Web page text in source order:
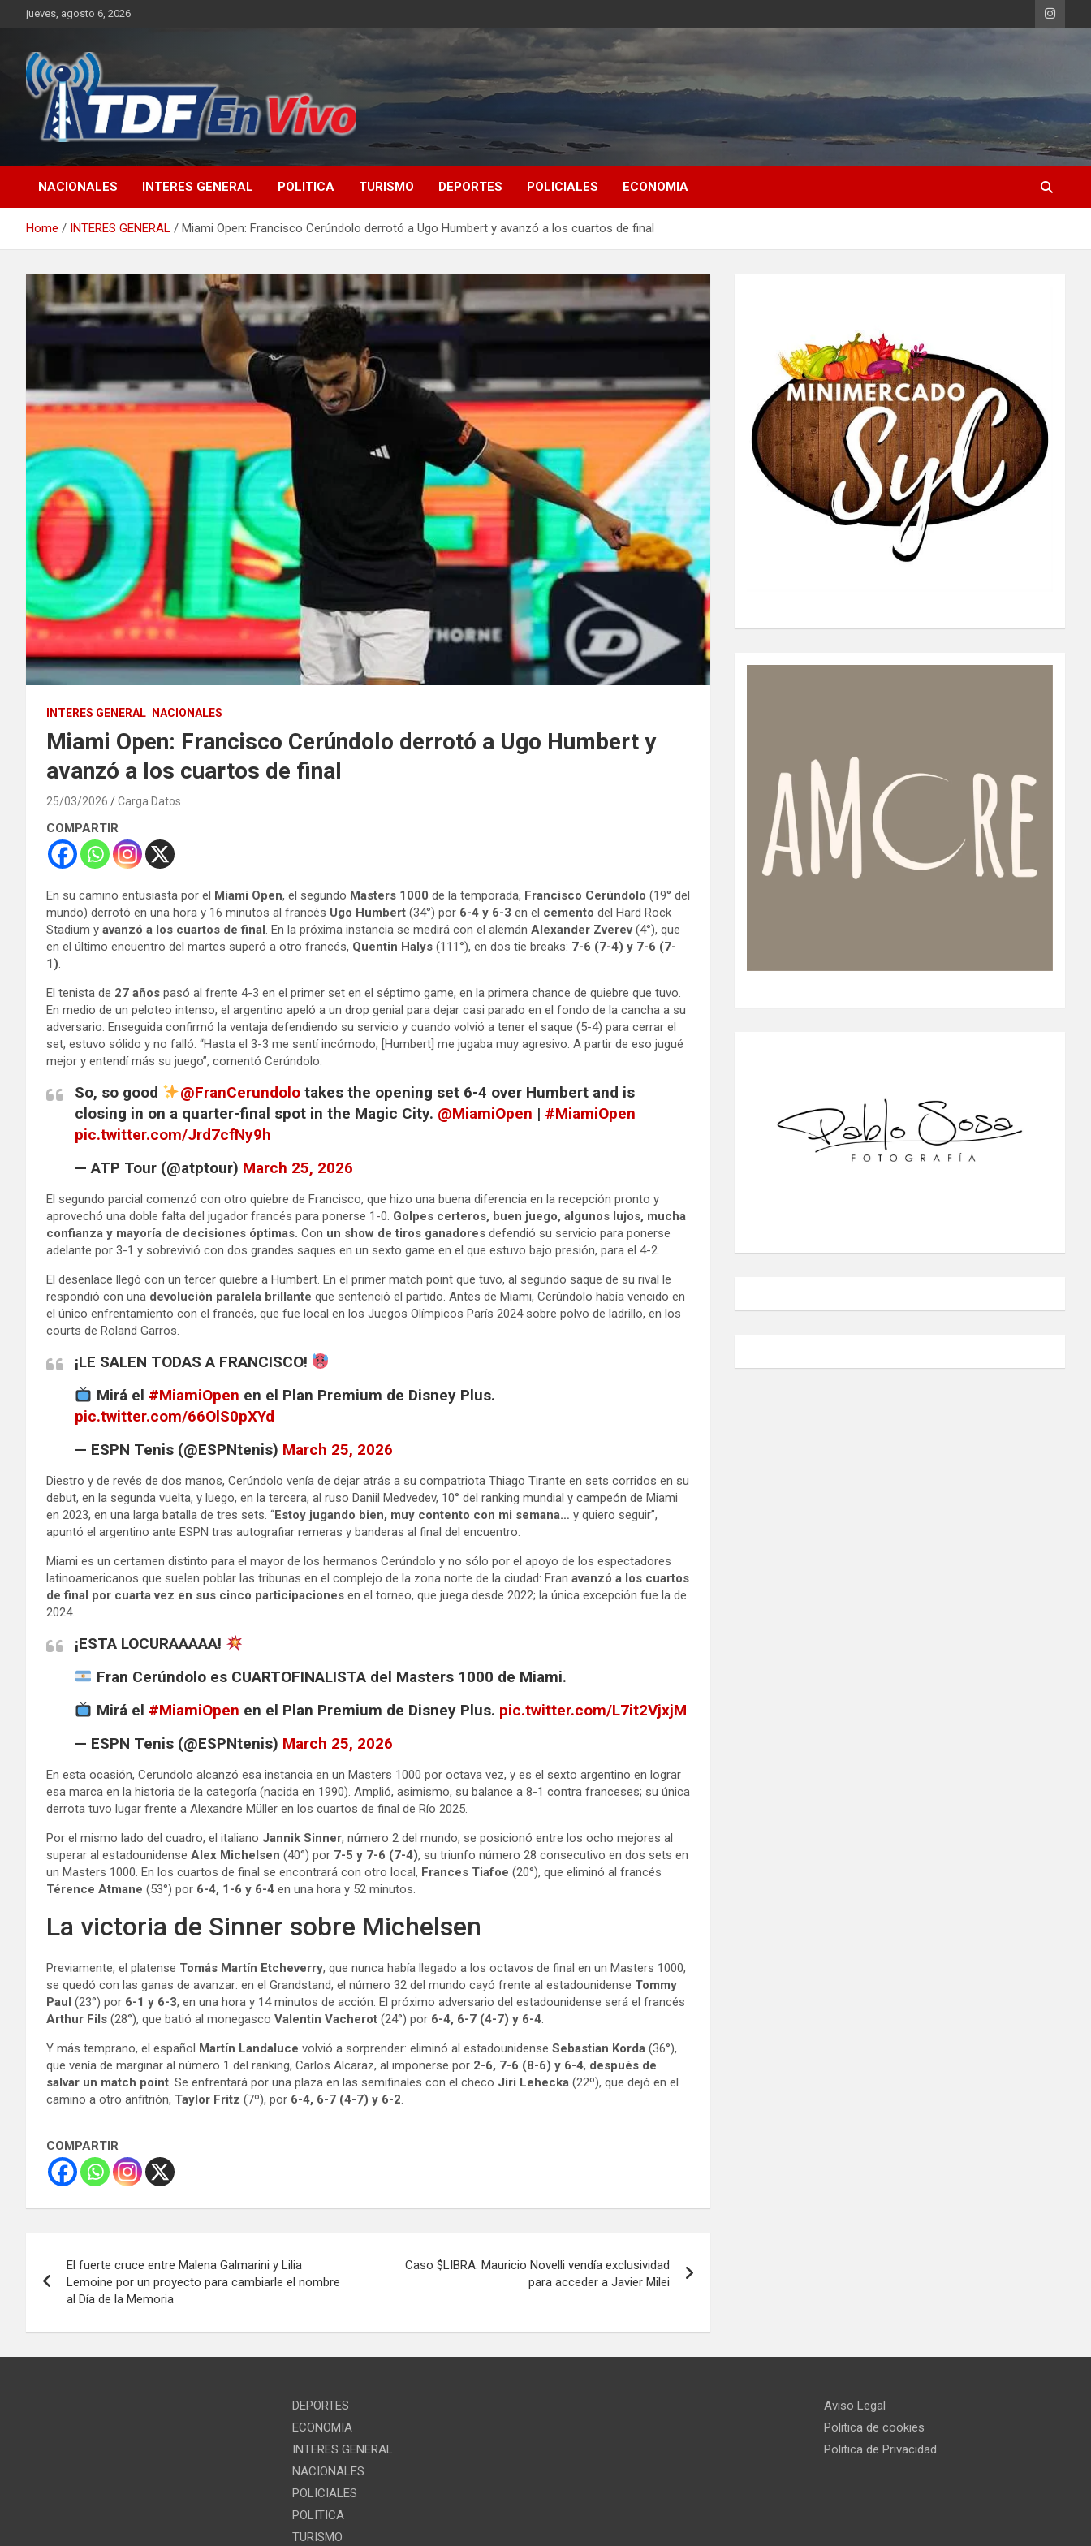
jueves, agosto 6, 2026
NACIONALES INTERES GENERAL POLITICA TURISMO DEPORTES POLICIALES ECONOMIA
Home INTERES GENERAL Miami Open: Francisco Cerúndolo derrotó a Ugo Humbert y avanzó a los cuartos de final
INTERES GENERAL NACIONALES
Miami Open: Francisco Cerúndolo derrotó a Ugo Humbert y
avanzó a los cuartos de final
25/03/2026 Carga Datos
COMPARTIR
En su camino entusiasta por el Miami Open, el segundo Masters 1000 de la temporada, Francisco Cerúndolo (19° del
mundo) derrotó en una hora y 16 minutos al francés Ugo Humbert (34°) por 6-4 y 6-3 en el cemento del Hard Rock
Stadium y avanzó a los cuartos de final. En la próxima instancia se medirá con el alemán Alexander Zverev(4°), que
en el último encuentro del martes superó a otro francés, Quentin Halys (111°), en dos tie breaks: 7-6 (7-4) y 7-6 (7-
1).
El tenista de 27 años pasó al frente 4-3 en el primer set en el séptimo game, en la primera chance de quiebre que tuvo.
En medio de un peloteo intenso, el argentino apeló a un drop genial para dejar casi parado en el fondo de la cancha a su
adversario. Enseguida confirmó la ventaja defendiendo su servicio y cuando volvió a tener el saque (5-4) para cerrar el
set, estuvo sólido y no falló. “Hasta el 3-3 me sentí incómodo, [Humbert] me jugaba muy agresivo. A partir de eso jugué
mejor y entendí más su juego”, comentó Cerúndolo.
So, so good @FranCerundolotakes the opening set 6-4 over Humbert and is
closing in on a quarter-final spot in the Magic City. @MiamiOpen | #MiamiOpen
pic.twitter.com/Jrd7cfNy9h
— ATP Tour (@atptour) March 25, 2026
El segundo parcial comenzó con otro quiebre de Francisco, que hizo una buena diferencia en la recepción pronto y
aprovechó una doble falta del jugador francés para ponerse 1-0. Golpes certeros, buen juego, algunos lujos, mucha
confianza y mayoría de decisiones óptimas. Con un show de tiros ganadores defendió su servicio para ponerse
adelante por 3-1 y sobrevivió con dos grandes saques en un sexto game en el que estuvo bajo presión, para el 4-2.
El desenlace llegó con un tercer quiebre a Humbert. En el primer match point que tuvo, al segundo saque de su rival le
respondió con una devolución paralela brillante que sentenció el partido. Antes de Miami, Cerúndolo había vencido en
el único enfrentamiento con el francés, que fue local en los Juegos Olímpicos París 2024 sobre polvo de ladrillo, en los
courts de Roland Garros.
¡LE SALEN TODAS A FRANCISCO!
Mirá el #MiamiOpen en el Plan Premium de Disney Plus.
pic.twitter.com/66OlS0pXYd
— ESPN Tenis (@ESPNtenis) March 25, 2026
Diestro y de revés de dos manos, Cerúndolo venía de dejar atrás a su compatriota Thiago Tirante en sets corridos en su
debut, en la segunda vuelta, y luego, en la tercera, al ruso Daniil Medvedev, 10° del ranking mundial y campeón de Miami
en 2023, en una larga batalla de tres sets. “Estoy jugando bien, muy contento con mi semana… y quiero seguir”,
apuntó el argentino ante ESPN tras autografiar remeras y banderas al final del encuentro.
Miami es un certamen distinto para el mayor de los hermanos Cerúndolo y no sólo por el apoyo de los espectadores
latinoamericanos que suelen poblar las tribunas en el complejo de la zona norte de la ciudad: Fran avanzó a los cuartos
de final por cuarta vez en sus cinco participaciones en el torneo, que juega desde 2022; la única excepción fue la de
2024.
¡ESTA LOCURAAAAA!
Fran Cerúndolo es CUARTOFINALISTA del Masters 1000 de Miami.
Mirá el #MiamiOpen en el Plan Premium de Disney Plus. pic.twitter.com/L7it2VjxjM
— ESPN Tenis (@ESPNtenis) March 25, 2026
En esta ocasión, Cerundolo alcanzó esa instancia en un Masters 1000 por octava vez, y es el sexto argentino en lograr
esa marca en la historia de la categoría (nacida en 1990). Amplió, asimismo, su balance a 8-1 contra franceses; su única
derrota tuvo lugar frente a Alexandre Müller en los cuartos de final de Río 2025.
Por el mismo lado del cuadro, el italiano Jannik Sinner, número 2 del mundo, se posicionó entre los ocho mejores al
superar al estadounidense Alex Michelsen (40°) por 7-5 y 7-6 (7-4), su triunfo número 28 consecutivo en dos sets en
un Masters 1000. En los cuartos de final se encontrará con otro local, Frances Tiafoe (20°), que eliminó al francés
Térence Atmane (53°) por 6-4, 1-6 y 6-4 en una hora y 52 minutos.
La victoria de Sinner sobre Michelsen
Previamente, el platense Tomás Martín Etcheverry, que nunca había llegado a los octavos de final en un Masters 1000,
se quedó con las ganas de avanzar: en el Grandstand, el número 32 del mundo cayó frente al estadounidense Tommy
Paul (23°) por 6-1 y 6-3, en una hora y 14 minutos de acción. El próximo adversario del estadounidense será el francés
Arthur Fils (28°), que batió al monegasco Valentin Vacherot (24°) por 6-4, 6-7 (4-7) y 6-4.
Y más temprano, el español Martín Landaluce volvió a sorprender: eliminó al estadounidense Sebastian Korda (36°),
que venía de marginar al número 1 del ranking, Carlos Alcaraz, al imponerse por 2-6, 7-6 (8-6) y 6-4, después de
salvar un match point. Se enfrentará por una plaza en las semifinales con el checo Jiri Lehecka (22º), que dejó en el
camino a otro anfitrión, Taylor Fritz (7º), por 6-4, 6-7 (4-7) y 6-2.
COMPARTIR
de
El fuerte cruce entre Malena Galmarini y Lilia
Lemoine por un proyecto para cambiarle el nombre
al Día de la Memoria
Caso $LIBRA: Mauricio Novelli vendía exclusividad
para acceder a Javier Milei
DEPORTES
ECONOMIA
INTERES GENERAL
NACIONALES
POLICIALES
POLITICA
TURISMO
Aviso Legal
Politica de cookies
Politica de Privacidad